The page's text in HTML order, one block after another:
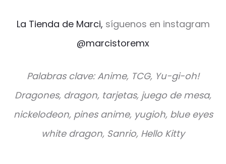
La Tienda de Marci, síguenos en instagram
@marcistoremx
Palabras clave: Anime, TCG, Yu-gi-oh!
Dragones, dragon, tarjetas, juego de mesa,
nickelodeon, pines anime, yugioh, blue eyes
white dragon, Sanrio, Hello Kitty